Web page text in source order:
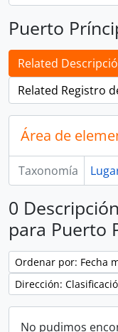
Puerto
Related
Related Registro
Área de
Taxonomía
0
para Puerto
Ordenar por: Fecha
Dirección:
No pudimos